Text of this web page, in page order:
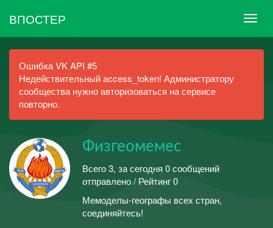
ВПОСТЕР
Ошибка VK API #5
Недействительный access_token! Администратору
сообщества нужно авторизоваться на сервисе
повторно.
Физгеомемес
Всего 3, за сегодня 0 сообщений
отправлено / Рейтинг 0
Мемоделы-географы всех стран,
соединяйтесь!